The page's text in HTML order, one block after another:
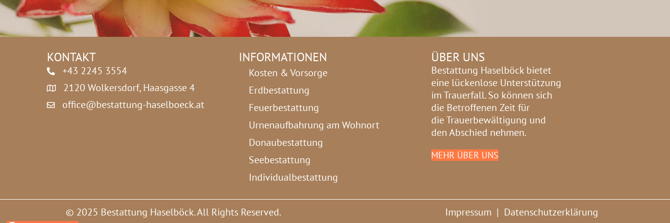
z
*
KONTAKT
+43 2245 3554
2120 Wolkersdorf, Haasgasse 4
office@bestattung-haselboeck.at
INFORMATIONEN
Kosten & Vorsorge
Erdbestattung
Feuerbestattung
Urnenaufbahrung am Wohnort
Donaubestattung
Seebestattung
Individualbestattung
ÜBER UNS
Bestattung Haselböck bietet
eine lückenlose Unterstützung
im Trauerfall. So können sich
die Betroffenen Zeit für
die Trauerbewältigung und
den Abschied nehmen.
MEHR ÜBER UNS
© 2025 Bestattung Haselböck. All Rights Reserved. Impressum | Datenschutzerklärung